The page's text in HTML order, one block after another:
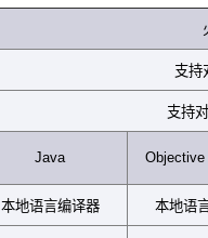
支持
支持
Java
本地语言编译器 本地语